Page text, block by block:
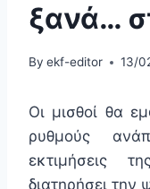
ξανά…
By ekf-editor 13/
Οι μισθοί θα
ρυθμούς
εκτιμήσεις
διατηρήσει